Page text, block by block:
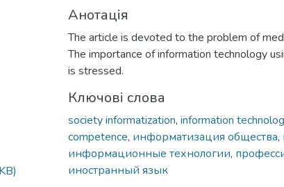
Анотація
The article is devoted to the problem of
The importance of information technology
is stressed.
Ключові слова
society informatization, information
competence, информатизация общества,
информационные технологии,
иностранный язык